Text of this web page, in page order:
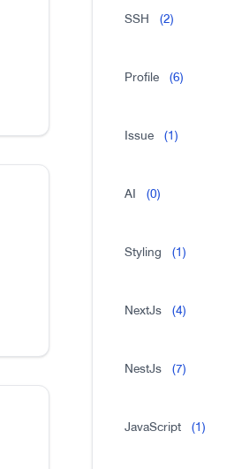
SSH (2)
Profile (6)
Issue (1)
AI (0)
Styling (1)
NextJs (4)
NestJs (7)
JavaScript (1)